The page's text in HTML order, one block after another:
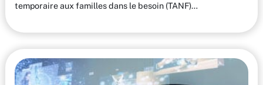
temporaire aux familles dans le besoin (TANF)…